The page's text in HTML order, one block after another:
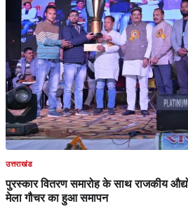
उत्तराखंड
पुरस्कार वितरण समारोह के साथ राजकीय
मेला गौचर का हुआ समापन